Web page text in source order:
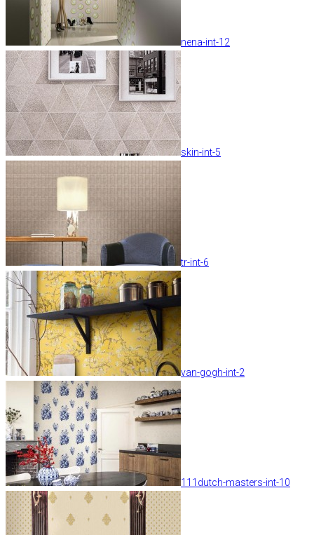
nena-int-12
skin-int-5
tr-int-6
van-gogh-int-2
111dutch-masters-int-10